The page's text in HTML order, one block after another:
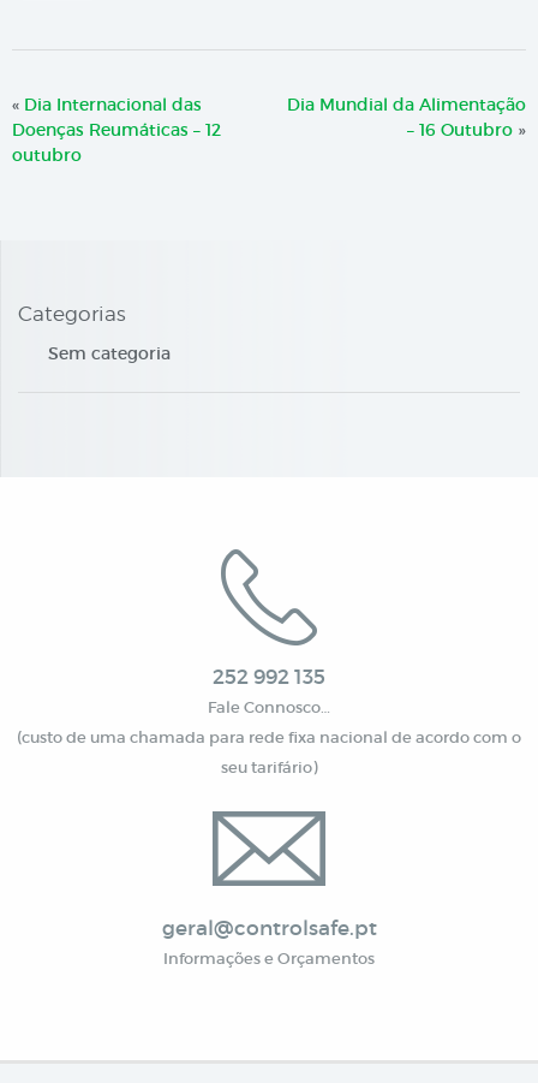
« Dia Internacional das
Doenças Reumáticas – 12
outubro
Dia Mundial da Alimentação
– 16 Outubro »
Categorias
Sem categoria
252 992 135
Fale Connosco…
(custo de uma chamada para rede fixa nacional de acordo com o
seu tarifário)
geral@controlsafe.pt
Informações e Orçamentos